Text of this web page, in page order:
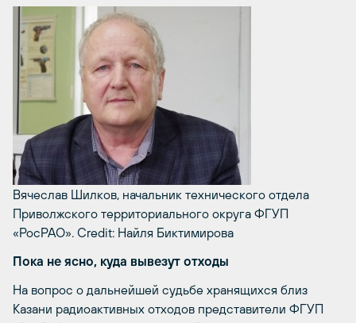
Вячеслав Шилков, начальник технического отдела
Приволжского территориального округа ФГУП
«РосРАО». Credit: Найля Биктимирова
Пока не ясно, куда вывезут отходы
На вопрос о дальнейшей судьбе хранящихся близ
Казани радиоактивных отходов представители ФГУП